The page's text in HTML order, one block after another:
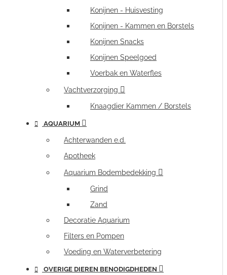
Konijnen - Huisvesting
Konijnen - Kammen en Borstels
Konijnen Snacks
Konijnen Speelgoed
Voerbak en Waterfles
Vachtverzorging
Knaagdier Kammen / Borstels
AQUARIUM
Achterwanden e.d.
Apotheek
Aquarium Bodembedekking
Grind
Zand
Decoratie Aquarium
Filters en Pompen
Voeding en Waterverbetering
OVERIGE DIEREN BENODIGDHEDEN